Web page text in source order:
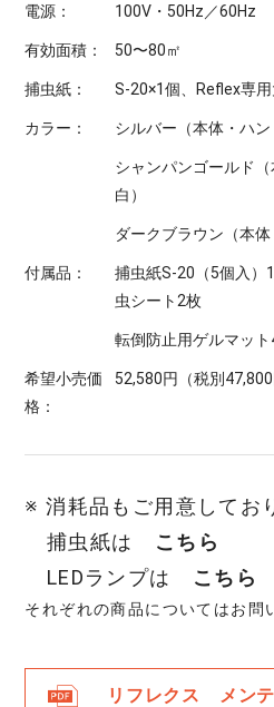
電源： 100V・50Hz／60Hz
有効面積： 50〜80㎡
捕虫紙： S-20×1個、Reflex専
カラー： シルバー（本体・ハ
シャンパンゴールド
白）
ダークブラウン（本
付属品：
捕虫紙S-20（5個入）
虫シート2枚
転倒防止用ゲルマット
希望小売価
格：
52,580円（税別47,800
※ 消耗品もご用意してお
捕虫紙は
こちら
LEDランプは こちら
それぞれの商品についてはお問
リフレクス メン